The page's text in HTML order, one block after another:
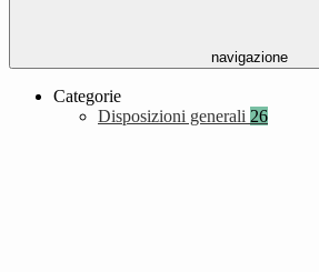
navigazione
Categorie
Disposizioni generali 26